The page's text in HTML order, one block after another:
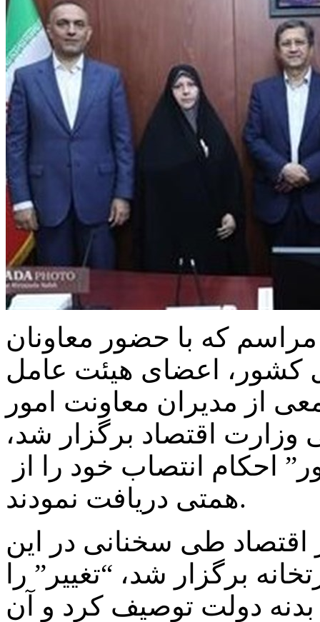
مراسم که با حضور معاونان
کشور، اعضای هیئت عامل
مدیران معاونت امور
وزارت اقتصاد برگزار شد،
احکام انتصاب خود را از
همتی دریافت نمودند.
طی سخنانی در این
برگزار شد، “تغییر” را
دولت توصیف کرد و آن